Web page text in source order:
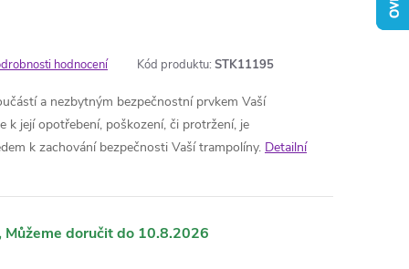
hodnocení Kód produktu: STK11195
a nezbytným bezpečnostní prvkem Vaší
k její opotřebení, poškození, či protržení, je
k zachování bezpečnosti Vaší trampolíny. Detailní
10.8.2026